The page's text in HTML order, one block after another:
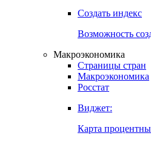
Создать индекс
Возможность
Макроэкономика
Страницы стран
Макроэкономика
Росстат
Виджет:
Карта